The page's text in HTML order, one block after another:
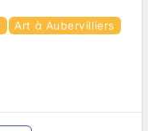
Art à Aubervilliers